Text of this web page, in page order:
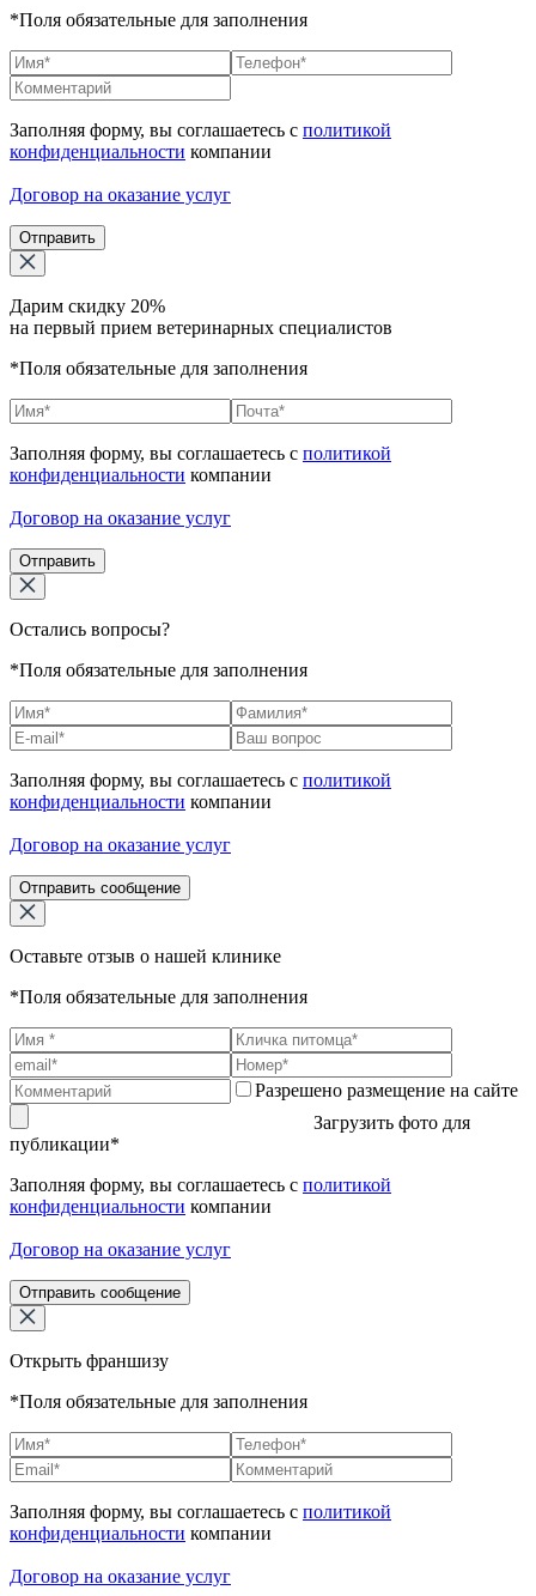
*Поля обязательные для заполнения
Заполняя форму, вы соглашаетесь с политикой
конфиденциальности компании
Договор на оказание услуг
Отправить
Дарим скидку 20%
на первый прием ветеринарных специалистов
*Поля обязательные для заполнения
Заполняя форму, вы соглашаетесь с политикой
конфиденциальности компании
Договор на оказание услуг
Отправить
Остались вопросы?
*Поля обязательные для заполнения
Заполняя форму, вы соглашаетесь с политикой
конфиденциальности компании
Договор на оказание услуг
Отправить сообщение
Оставьте отзыв о нашей клинике
*Поля обязательные для заполнения
Разрешено размещение на сайте
Загрузить фото для
публикации*
Заполняя форму, вы соглашаетесь с политикой
конфиденциальности компании
Договор на оказание услуг
Отправить сообщение
Открыть франшизу
*Поля обязательные для заполнения
Заполняя форму, вы соглашаетесь с политикой
конфиденциальности компании
Договор на оказание услуг